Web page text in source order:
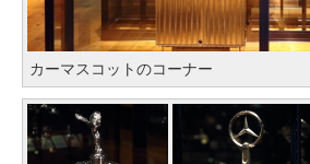
カーマスコットのコーナー